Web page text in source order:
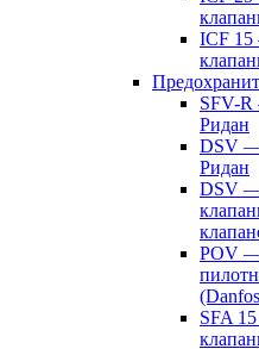
ICF
SFV-R
Ридан
DSV —
Ридан
DSV —
POV —
SFA